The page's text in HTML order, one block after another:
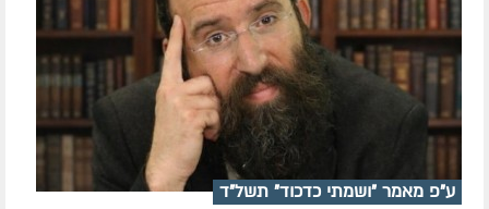
ע״פ מאמר ״ושמתי כדכוד״ תשל״ד